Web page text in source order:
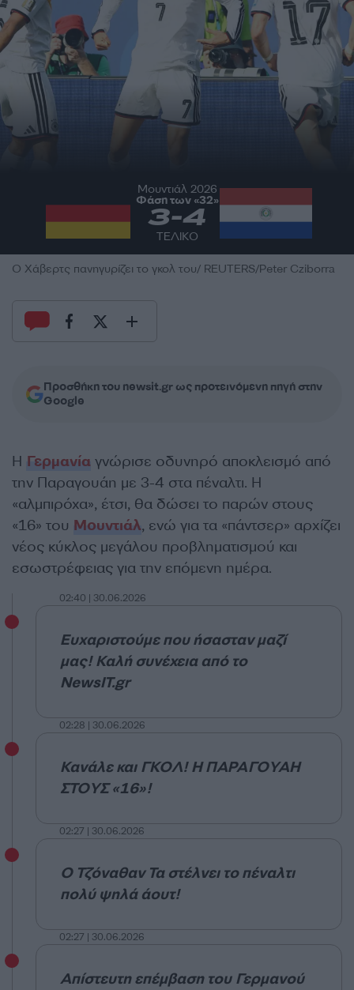
Μουντιάλ 2026
Φάση των «32»
3-4
ΤΕΛΙΚΟ
Ο Χάβερτς πανηγυρίζει το γκολ του/ REUTERS/Peter Cziborra
Προσθήκη του newsit.gr ως προτεινόμενη πηγή στην
Google
Η Γερμανία γνώρισε οδυνηρό αποκλεισμό από
την Παραγουάη με 3-4 στα πέναλτι. Η
«αλμπιρόχα», έτσι, θα δώσει το παρών στους
«16» του Μουντιάλ, ενώ για τα «πάντσερ» αρχίζει
νέος κύκλος μεγάλου προβληματισμού και
εσωστρέφειας για την επόμενη ημέρα.
02:40 | 30.06.2026
Ευχαριστούμε που ήσασταν μαζί
μας! Καλή συνέχεια από το
NewsIT.gr
02:28 | 30.06.2026
Κανάλε και ΓΚΟΛ! Η ΠΑΡΑΓΟΥΑΗ
ΣΤΟΥΣ «16»!
02:27 | 30.06.2026
Ο Τζόναθαν Τα στέλνει το πέναλτι
πολύ ψηλά άουτ!
02:27 | 30.06.2026
Απίστευτη επέμβαση του Γερμανού